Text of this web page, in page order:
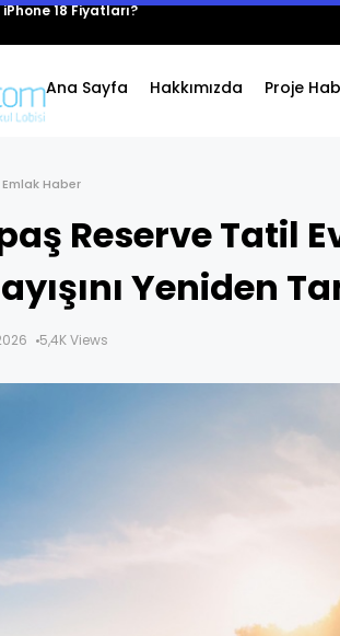
18 Fiyatları?
Ana Sayfa Hakkımızda Proje
Emlak Haber
Reserve Tatil
Yeniden
5,4K Views